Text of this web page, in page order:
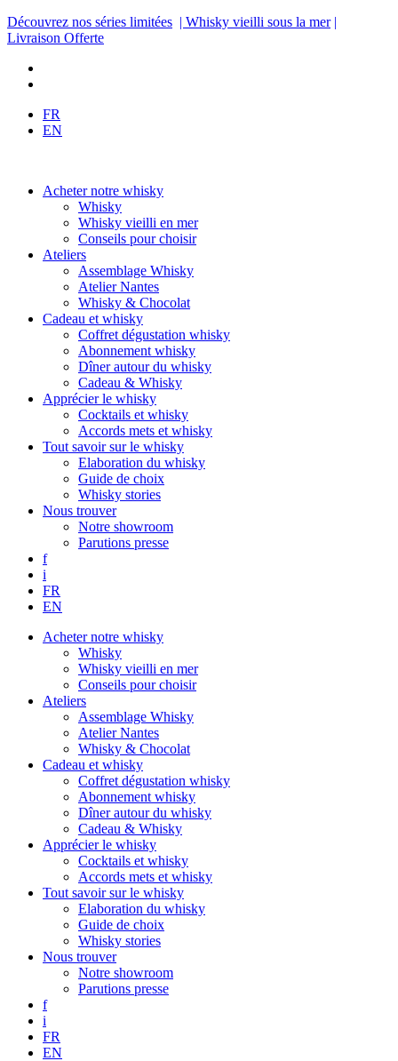
Découvrez nos séries limitées | Whisky vieilli sous la mer |
Livraison Offerte
FR
EN
Acheter notre whisky
Whisky
Whisky vieilli en mer
Conseils pour choisir
Ateliers
Assemblage Whisky
Atelier Nantes
Whisky & Chocolat
Cadeau et whisky
Coffret dégustation whisky
Abonnement whisky
Dîner autour du whisky
Cadeau & Whisky
Apprécier le whisky
Cocktails et whisky
Accords mets et whisky
Tout savoir sur le whisky
Elaboration du whisky
Guide de choix
Whisky stories
Nous trouver
Notre showroom
Parutions presse
f
i
FR
EN
Acheter notre whisky
Whisky
Whisky vieilli en mer
Conseils pour choisir
Ateliers
Assemblage Whisky
Atelier Nantes
Whisky & Chocolat
Cadeau et whisky
Coffret dégustation whisky
Abonnement whisky
Dîner autour du whisky
Cadeau & Whisky
Apprécier le whisky
Cocktails et whisky
Accords mets et whisky
Tout savoir sur le whisky
Elaboration du whisky
Guide de choix
Whisky stories
Nous trouver
Notre showroom
Parutions presse
f
i
FR
EN